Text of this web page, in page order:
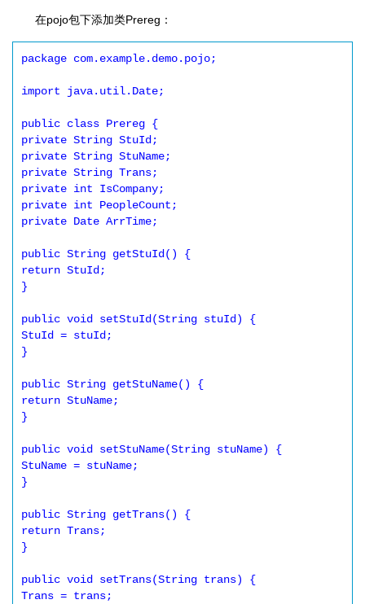
在pojo包下添加类Prereg：
package com.example.demo.pojo;
import java.util.Date;
public class Prereg {
private String StuId;
private String StuName;
private String Trans;
private int IsCompany;
private int PeopleCount;
private Date ArrTime;
public String getStuId() {
return StuId;
}
public void setStuId(String stuId) {
StuId = stuId;
}
public String getStuName() {
return StuName;
}
public void setStuName(String stuName) {
StuName = stuName;
}
public String getTrans() {
return Trans;
}
public void setTrans(String trans) {
Trans = trans;